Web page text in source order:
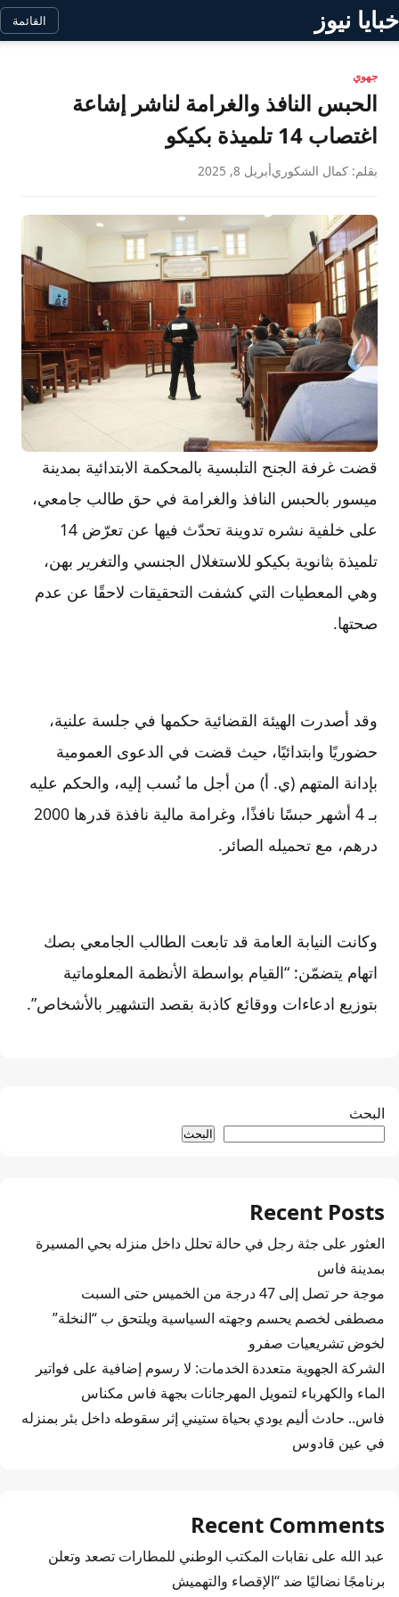
خبايا نيوز القائمة
جهوي
الحبس النافذ والغرامة لناشر إشاعة
اغتصاب 14 تلميذة بكيكو
بقلم: كمال الشكوريأبريل 8, 2025
قضت غرفة الجنح التلبسية بالمحكمة الابتدائية بمدينة
ميسور بالحبس النافذ والغرامة في حق طالب جامعي،
على خلفية نشره تدوينة تحدّث فيها عن تعرّض 14
تلميذة بثانوية بكيكو للاستغلال الجنسي والتغرير بهن،
وهي المعطيات التي كشفت التحقيقات لاحقًا عن عدم
صحتها.
وقد أصدرت الهيئة القضائية حكمها في جلسة علنية،
حضوريًا وابتدائيًا، حيث قضت في الدعوى العمومية
بإدانة المتهم (ي. أ) من أجل ما نُسب إليه، والحكم عليه
بـ 4 أشهر حبسًا نافذًا، وغرامة مالية نافذة قدرها 2000
درهم، مع تحميله الصائر.
وكانت النيابة العامة قد تابعت الطالب الجامعي بصك
اتهام يتضمّن: “القيام بواسطة الأنظمة المعلوماتية
بتوزيع ادعاءات ووقائع كاذبة بقصد التشهير بالأشخاص”.
البحث
البحث
Recent Posts
العثور على جثة رجل في حالة تحلل داخل منزله بحي المسيرة
بمدينة فاس
موجة حر تصل إلى 47 درجة من الخميس حتى السبت
مصطفى لخصم يحسم وجهته السياسية ويلتحق ب “النخلة”
لخوض تشريعيات صفرو
الشركة الجهوية متعددة الخدمات: لا رسوم إضافية على فواتير
الماء والكهرباء لتمويل المهرجانات بجهة فاس مكناس
فاس.. حادث أليم يودي بحياة ستيني إثر سقوطه داخل بئر بمنزله
في عين قادوس
Recent Comments
عبد الله على نقابات المكتب الوطني للمطارات تصعد وتعلن
برنامجًا نضاليًا ضد “الإقصاء والتهميش